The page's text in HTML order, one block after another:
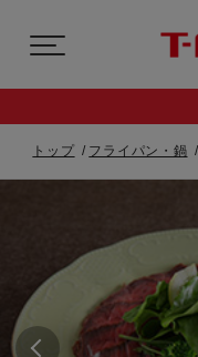
トップ フライパン・鍋